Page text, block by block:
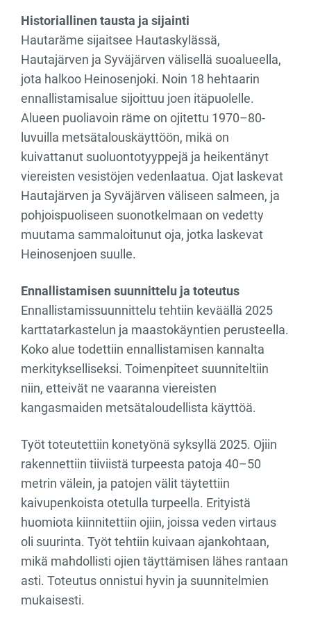
Historiallinen tausta ja sijainti
Hautaräme sijaitsee Hautaskylässä,
Hautajärven ja Syväjärven välisellä suoalueella,
jota halkoo Heinosenjoki. Noin 18 hehtaarin
ennallistamisalue sijoittuu joen itäpuolelle.
Alueen puoliavoin räme on ojitettu 1970–80-
luvuilla metsätalouskäyttöön, mikä on
kuivattanut suoluontotyyppejä ja heikentänyt
viereisten vesistöjen vedenlaatua. Ojat laskevat
Hautajärven ja Syväjärven väliseen salmeen, ja
pohjoispuoliseen suonotkelmaan on vedetty
muutama sammaloitunut oja, jotka laskevat
Heinosenjoen suulle.
Ennallistamisen suunnittelu ja toteutus
Ennallistamissuunnittelu tehtiin keväällä 2025
karttatarkastelun ja maastokäyntien perusteella.
Koko alue todettiin ennallistamisen kannalta
merkitykselliseksi. Toimenpiteet suunniteltiin
niin, etteivät ne vaaranna viereisten
kangasmaiden metsätaloudellista käyttöä.
Työt toteutettiin konetyönä syksyllä 2025. Ojiin
rakennettiin tiiviistä turpeesta patoja 40–50
metrin välein, ja patojen välit täytettiin
kaivupenkoista otetulla turpeella. Erityistä
huomiota kiinnitettiin ojiin, joissa veden virtaus
oli suurinta. Työt tehtiin kuivaan ajankohtaan,
mikä mahdollisti ojien täyttämisen lähes rantaan
asti. Toteutus onnistui hyvin ja suunnitelmien
mukaisesti.